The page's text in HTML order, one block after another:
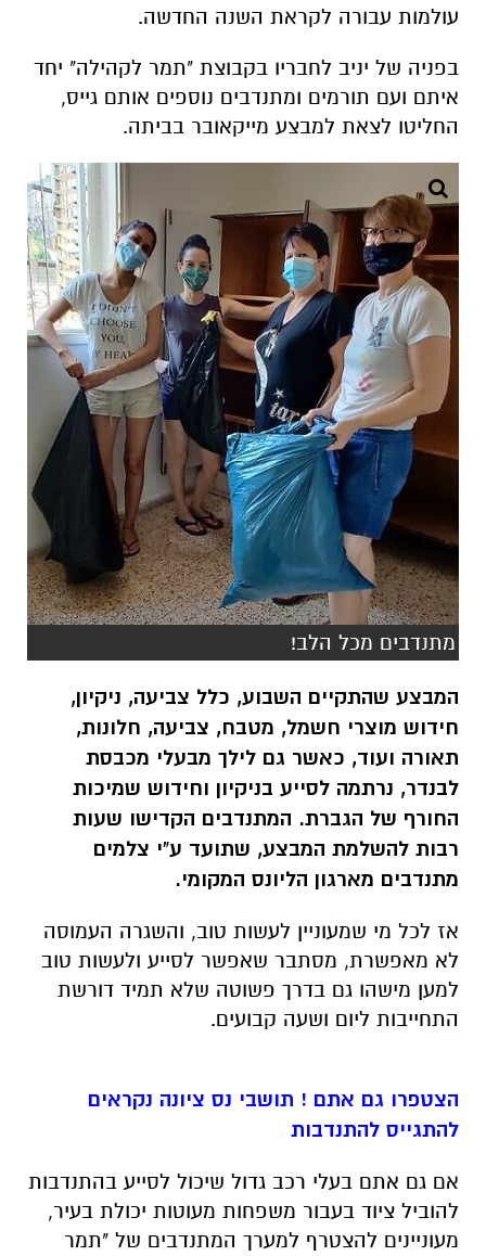
עולמות עבורה לקראת השנה החדשה.
בפניה של יניב לחבריו בקבוצת "תמר לקהילה" יחד
איתם ועם תורמים ומתנדבים נוספים אותם גייס,
החליטו לצאת למבצע מייקאובר בביתה.
מתנדבים מכל הלב!
המבצע שהתקיים השבוע, כלל צביעה, ניקיון,
חידוש מוצרי חשמל, מטבח, צביעה, חלונות,
תאורה ועוד, כאשר גם לילך מבעלי מכבסת
לבנדר, נרתמה לסייע בניקיון וחידוש שמיכות
החורף של הגברת. המתנדבים הקדישו שעות
רבות להשלמת המבצע, שתועד ע"י צלמים
מתנדבים מארגון הליונס המקומי.
אז לכל מי שמעוניין לעשות טוב, והשגרה העמוסה
לא מאפשרת, מסתבר שאפשר לסייע ולעשות טוב
למען מישהו גם בדרך פשוטה שלא תמיד דורשת
התחייבות ליום ושעה קבועים.
הצטפרו גם אתם ! תושבי נס ציונה נקראים
להתגייס להתנדבות
אם גם אתם בעלי רכב גדול שיכול לסייע בהתנדבות
להוביל ציוד בעבור משפחות מעוטות יכולת בעיר,
מעוניינים להצטרף למערך המתנדבים של "תמר